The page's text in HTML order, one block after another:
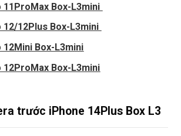
11ProMax Box-L3mini
12/12Plus Box-L3mini
12Mini Box-L3mini
12ProMax Box-L3mini
trước iPhone 14Plus Box L3